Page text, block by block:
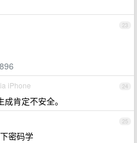
23
24
iPhone
肯定不安全。
25
密码学